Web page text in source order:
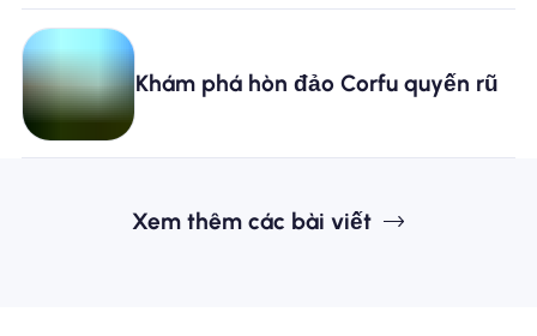
Khám phá hòn đảo Corfu quyến rũ
Xem thêm các bài viết